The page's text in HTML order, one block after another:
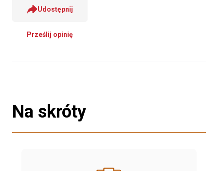
Udostępnij
Prześlij opinię
Na skróty